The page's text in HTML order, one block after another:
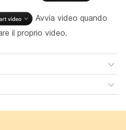
Avvia video quando
il proprio video.